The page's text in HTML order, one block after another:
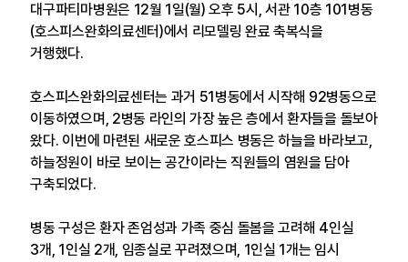
대구파티마병원은 12월 1일(월) 오후 5시, 서관 10층 101병동
(호스피스완화의료센터)에서 리모델링 완료 축복식을
거행했다.
호스피스완화의료센터는 과거 51병동에서 시작해 92병동으로
이동하였으며, 2병동 라인의 가장 높은 층에서 환자들을 돌보아
왔다. 이번에 마련된 새로운 호스피스 병동은 하늘을 바라보고,
하늘정원이 바로 보이는 공간이라는 직원들의 염원을 담아
구축되었다.
병동 구성은 환자 존엄성과 가족 중심 돌봄을 고려해 4인실
3개, 1인실 2개, 임종실로 꾸려졌으며, 1인실 1개는 임시